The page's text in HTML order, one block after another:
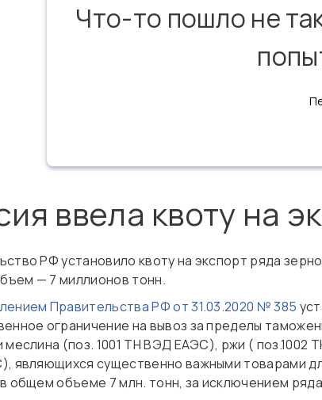
Что-то пошло не
ввела квоту на
РФ установило квоту на экспорт ряда
— 7 миллионов тонн.
Правительства РФ от 31.03.2020 № 385
ограничение на вывоз за пределы
меслина (поз. 1001 ТН ВЭД ЕАЭС), ржи ( поз.1002
являющихся существенно важными товарами
общем объеме 7 млн. тонн, за исключением